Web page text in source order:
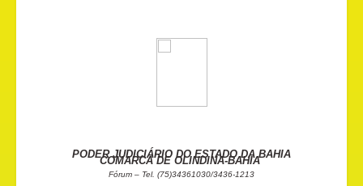
PODER JUDICIÁRIO DO ESTADO DA BAHIA
COMARCA DE OLINDINA-BAHIA
Fórum – Tel. (75)34361030/3436-1213